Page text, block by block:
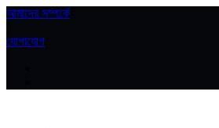
আমাদের সম্পর্কে
যোগাযোগ